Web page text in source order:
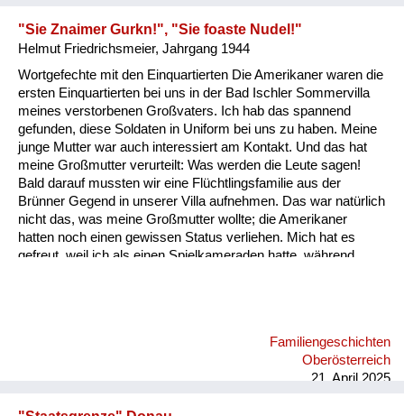
Kategorie
Besatzungsmächte
Frauen, Mütter, Kinder
Versorgung
Heimkehrer
Fluchtgeschichten
Wiederaufbau und
Wohnen
"Sie Znaimer Gurkn!", "Sie foaste Nudel!"
Helmut Friedrichsmeier, Jahrgang 1944
Wortgefechte mit den Einquartierten Die Amerikaner waren die
ersten Einquartierten bei uns in der Bad Ischler Sommervilla
meines verstorbenen Großvaters. Ich hab das spannend
gefunden, diese Soldaten in Uniform bei uns zu haben. Meine
junge Mutter war auch interessiert am Kontakt. Und das hat
meine Großmutter verurteilt: Was werden die Leute sagen!
Bald darauf mussten wir eine Flüchtlingsfamilie aus der
Brünner Gegend in unserer Villa aufnehmen. Das war natürlich
nicht das, was meine Großmutter wollte; die Amerikaner
hatten noch einen gewissen Status verliehen. Mich hat es
gefreut, weil ich als einen Spielkameraden hatte, während
Nudel! Meine Großmutter war ja nicht ganz schlank. An solche
Wortgefechte kann ich mich erinnern. Die sind dann auch nach
Familiengeschichten
Oberösterreich
21. April 2025